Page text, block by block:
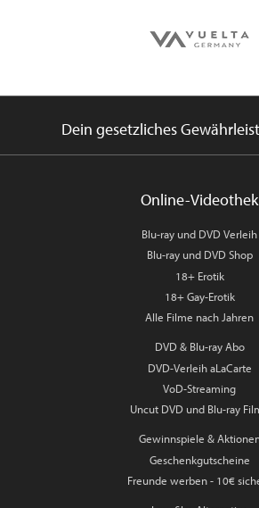
Dein gesetzliches
Online-Videothek
Blu-ray und DVD Verleih
Blu-ray und DVD Shop
18+ Erotik
18+ Gay-Erotik
Alle Filme nach Jahren
DVD & Blu-ray Abo
DVD-Verleih aLaCarte
VoD-Streaming
Uncut DVD und Blu-ray
Gewinnspiele &
Geschenkgutscheine
Freunde werben - 10€